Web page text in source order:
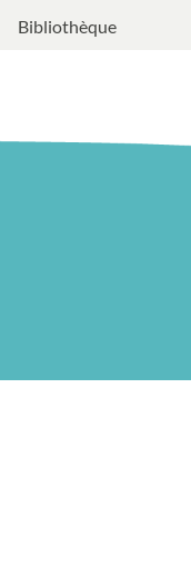
Bibliothèque